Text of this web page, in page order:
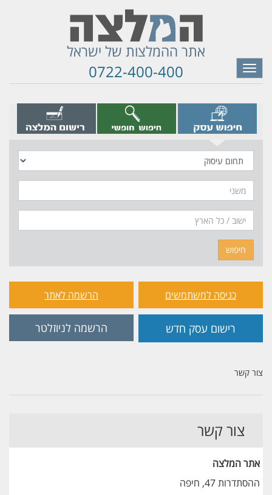
אתר ההמלצות של ישראל
0722-400-400
Toggle
navigation
עיסוק
חיפוש
כניסה למשתמשים הרשמה לאתר
רישום עסק חדש הרשמה לניוזלטר
צור קשר
צור קשר
אתר המלצה
ההסתדרות 47, חיפה